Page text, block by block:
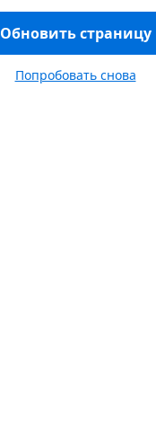
Обновить страницу
Попробовать снова